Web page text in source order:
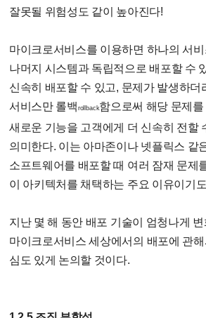
잘못될 위험성도 같이 높아진다!
마이크로서비스를 이용하면 하나의 서
나머지 시스템과 독립적으로 배포할 수
신속히 배포할 수 있고, 문제가 발생하더
서비스만 롤백 rollback함으로써 해당 문제
새로운 기능을 고객에게 더 신속히 전할
의미한다. 이는 아마존이나 넷플릭스 같
소프트웨어를 배포할 때 여러 잠재 문제
이 아키텍처를 채택하는 주요 이유이기
지난 몇 해 동안 배포 기술이 엄청나게
마이크로서비스 세상에서의 배포에 관
심도 있게 논의할 것이다.